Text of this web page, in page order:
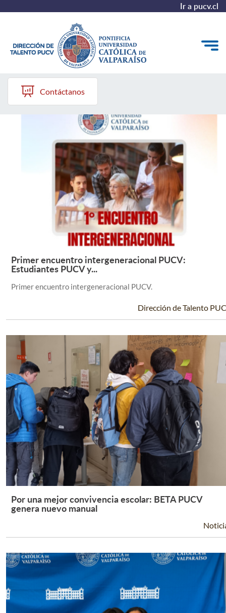
Ir a pucv.cl
Quiénes somos
Nuestros Programas
Contáctanos
Dirección de Talento PUCV
Leer Más +
Primer encuentro intergeneracional PUCV:
Estudiantes PUCV y...
Primer encuentro intergeneracional PUCV.
Dirección de Talento
Leer Más +
Por una mejor convivencia escolar: BETA PUCV
genera nuevo manual